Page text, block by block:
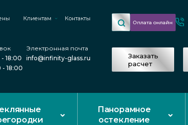
Клиентам Контакты
18:00
- 18:00
Электронная почта
info@infinity-glass.ru
Оплата онлайн
Заказать
расчет
Панорамное
остекление